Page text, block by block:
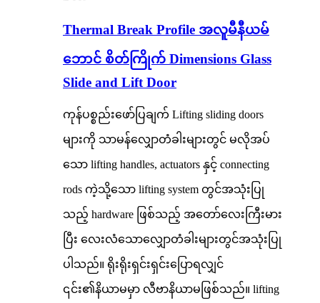
Thermal Break Profile အလူမီနီယမ်
ဘောင် စိတ်ကြိုက် Dimensions Glass
Slide and Lift Door
ကုန်ပစ္စည်းဖော်ပြချက် Lifting sliding doors
များကို သာမန်လျှောတံခါးများတွင် မလိုအပ်
သော lifting handles, actuators နှင့် connecting
rods ကဲ့သို့သော lifting system တွင်အသုံးပြု
သည့် hardware ဖြစ်သည့် အတော်လေးကြီးမား
ပြီး လေးလံသောလျှောတံခါးများတွင်အသုံးပြု
ပါသည်။ ရိုးရိုးရှင်းရှင်းပြောရလျှင်
၎င်း၏နိယာမမှာ လီဗာနိယာမဖြစ်သည်။ lifting